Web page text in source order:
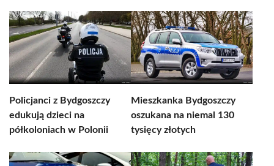
Policjanci z Bydgoszczy
edukują dzieci na
półkoloniach w Polonii
Mieszkanka Bydgoszczy
oszukana na niemal 130
tysięcy złotych